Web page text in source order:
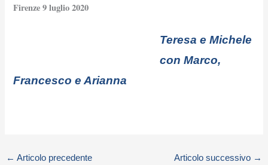
Firenze 9 luglio 2020
Teresa e Michele
con Marco,
Francesco e Arianna
← Articolo precedente Articolo successivo →